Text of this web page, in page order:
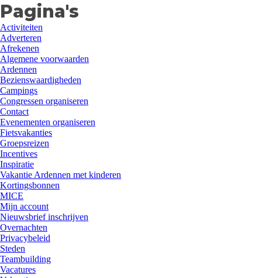
Pagina's
Activiteiten
Adverteren
Afrekenen
Algemene voorwaarden
Ardennen
Bezienswaardigheden
Campings
Congressen organiseren
Contact
Evenementen organiseren
Fietsvakanties
Groepsreizen
Incentives
Inspiratie
Vakantie Ardennen met kinderen
Kortingsbonnen
MICE
Mijn account
Nieuwsbrief inschrijven
Overnachten
Privacybeleid
Steden
Teambuilding
Vacatures